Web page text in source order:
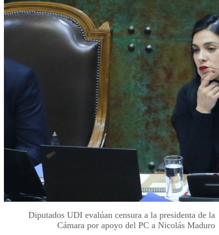
Diputados UDI evalúan censura a la presidenta de la
Cámara por apoyo del PC a Nicolás Maduro